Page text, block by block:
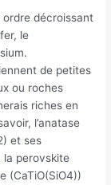
décroissant
le
de petites
ou roches
riches en
l’anatase
et ses
la perovskite
(CaTiO(SiO4))